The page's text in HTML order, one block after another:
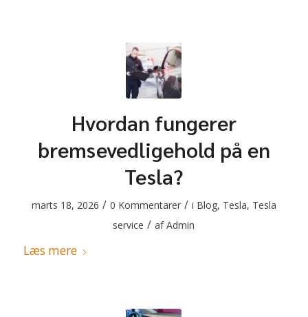
Hvordan fungerer
bremsevedligehold på en
Tesla?
marts 18, 2026 / 0 Kommentarer / i Blog, Tesla, Tesla
service / afAdmin
Læs mere